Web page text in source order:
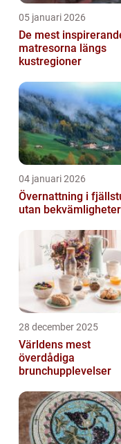
05 januari 2026
De mest
matresorna längs
kustregioner
04 januari 2026
Övernattning i
utan bekvämligheter
28 december 2025
Världens mest
överdådiga
brunchupplevelser